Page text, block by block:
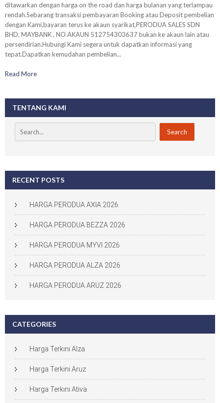
ditawarkan dengan harga on the road dan harga bulanan yang terlampau
rendah.Sebarang transaksi pembayaran Booking atau Deposit pembelian
dengan Kami,bayaran terus ke akaun syarikat,PERODUA SALES SDN
BHD, MAYBANK , NO AKAUN 512754303637 bukan ke akaun lain atau
persendirian.Hubungi Kami segera untuk dapatkan informasi yang
tepat.Dapatkan kemudahan pembelian...
Read More
TENTANG KAMI
RECENT POSTS
HARGA PERODUA AXIA 2026
HARGA PERODUA BEZZA 2026
HARGA PERODUA MYVI 2026
HARGA PERODUA ALZA 2026
HARGA PERODUA ARUZ 2026
CATEGORIES
Harga Terkini Alza
Harga Terkini Aruz
Harga Terkini Ativa